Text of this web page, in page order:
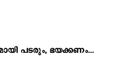
പടരും, ഭയക്കണം...